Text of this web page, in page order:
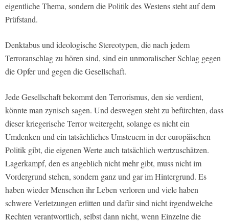
eigentliche Thema, sondern die Politik des Westens steht auf dem
Prüfstand.
Denktabus und ideologische Stereotypen, die nach jedem
Terroranschlag zu hören sind, sind ein unmoralischer Schlag gegen
die Opfer und gegen die Gesellschaft.
Jede Gesellschaft bekommt den Terrorismus, den sie verdient,
könnte man zynisch sagen. Und deswegen steht zu befürchten, dass
dieser kriegerische Terror weitergeht, solange es nicht ein
Umdenken und ein tatsächliches Umsteuern in der europäischen
Politik gibt, die eigenen Werte auch tatsächlich wertzuschätzen.
Lagerkampf, den es angeblich nicht mehr gibt, muss nicht im
Vordergrund stehen, sondern ganz und gar im Hintergrund. Es
haben wieder Menschen ihr Leben verloren und viele haben
schwere Verletzungen erlitten und dafür sind nicht irgendwelche
Rechten verantwortlich, selbst dann nicht, wenn Einzelne die